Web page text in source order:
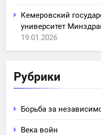
Кемеровский
университет
19.01.2026
Рубрики
Борьба за
Века войн